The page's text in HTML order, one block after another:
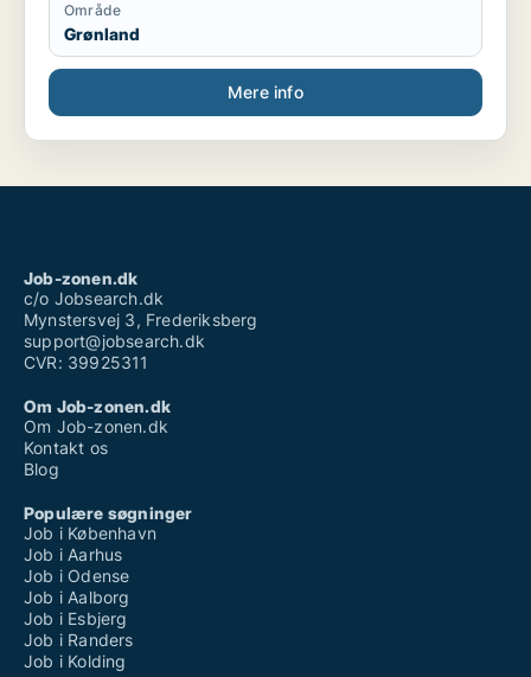
Område
Grønland
Mere info
Job-zonen.dk
c/o Jobsearch.dk
Mynstersvej 3, Frederiksberg
support@jobsearch.dk
CVR: 39925311
Om Job-zonen.dk
Om Job-zonen.dk
Kontakt os
Blog
Populære søgninger
Job i København
Job i Aarhus
Job i Odense
Job i Aalborg
Job i Esbjerg
Job i Randers
Job i Kolding